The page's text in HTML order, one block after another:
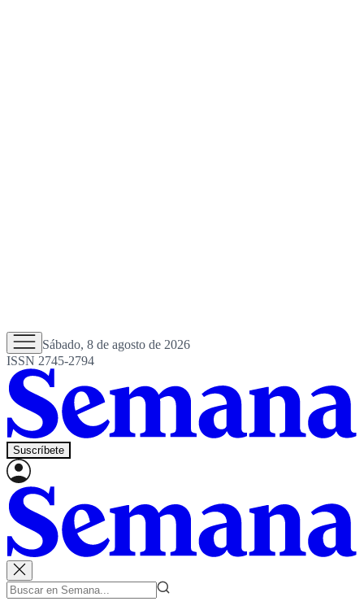
Sábado, 8 de agosto de 2026
ISSN 2745-2794
Suscríbete